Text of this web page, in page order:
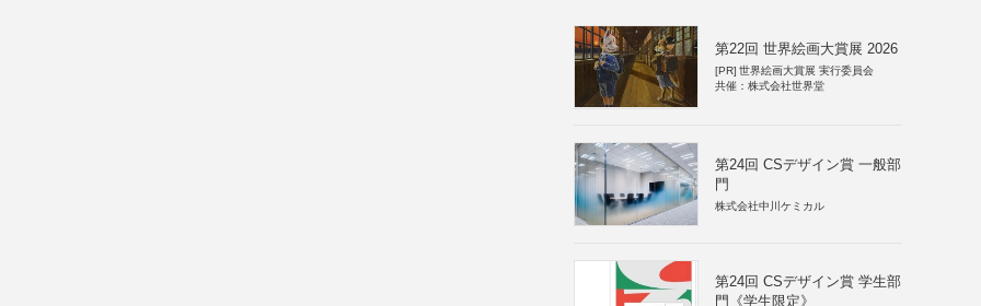
第22回 世界絵画大賞展 2026
[PR] 世界絵画大賞展 実行委員会
共催：株式会社世界堂
第24回 CSデザイン賞 一般部
門
株式会社中川ケミカル
第24回 CSデザイン賞 学生部
門《学生限定》